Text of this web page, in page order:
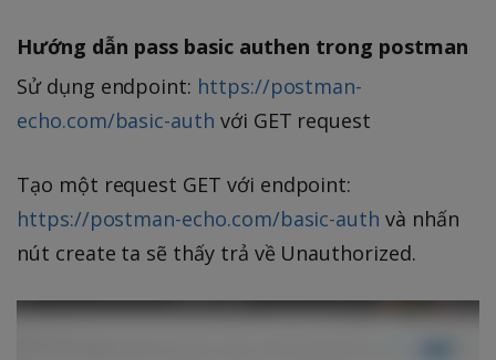
Hướng dẫn pass basic authen trong postman
Sử dụng endpoint: https://postman-
echo.com/basic-auth với GET request
Tạo một request GET với endpoint:
https://postman-echo.com/basic-auth và nhấn
nút create ta sẽ thấy trả về Unauthorized.